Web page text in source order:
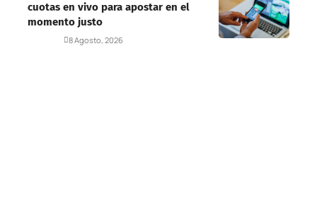
cuotas en vivo para apostar en el
momento justo
8 Agosto, 2026